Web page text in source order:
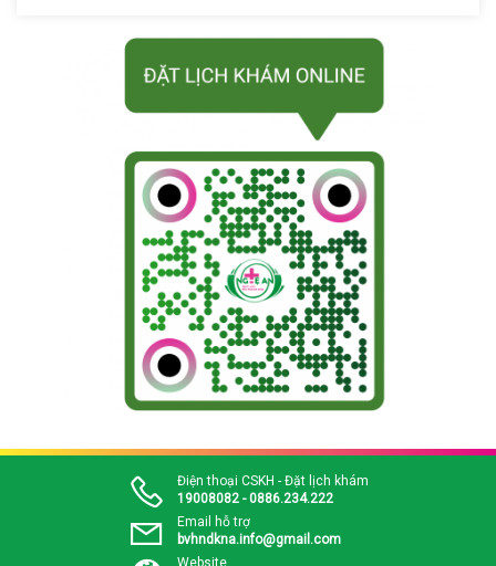
Điện thoại CSKH - Đặt lịch khám
19008082 - 0886.234.222
Email hỗ trợ
bvhndkna.info@gmail.com
Website